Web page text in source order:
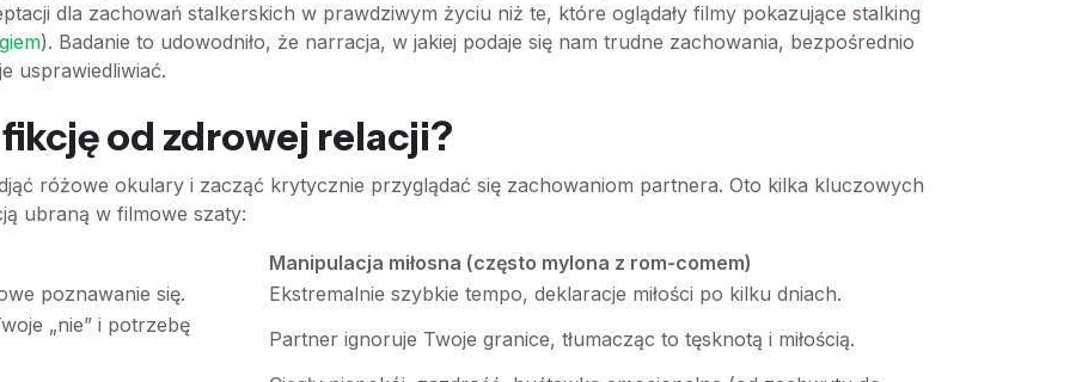
dla zachowań stalkerskich w prawdziwym życiu niż te, które oglądały filmy pokazujące stalking
). Badanie to udowodniło, że narracja, w jakiej podaje się nam trudne zachowania, bezpośrednio
usprawiedliwiać.
od zdrowej relacji?
różowe okulary i zacząć krytycznie przyglądać się zachowaniom partnera. Oto kilka kluczowych
ubraną w filmowe szaty:
Manipulacja miłosna (często mylona z rom-comem)
poznawanie się.
Ekstremalnie szybkie tempo, deklaracje miłości po kilku dniach.
„nie” i potrzebę
Partner ignoruje Twoje granice, tłumacząc to tęsknotą i miłością.